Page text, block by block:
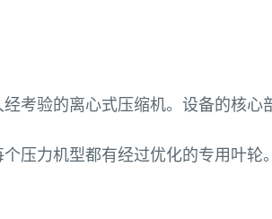
考验的离心式压缩机。设备的核心
压力机型都有经过优化的专用叶轮